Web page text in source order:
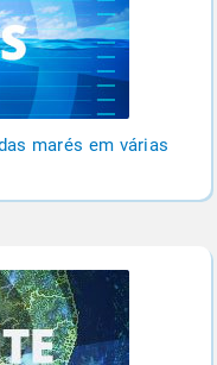
marés em várias